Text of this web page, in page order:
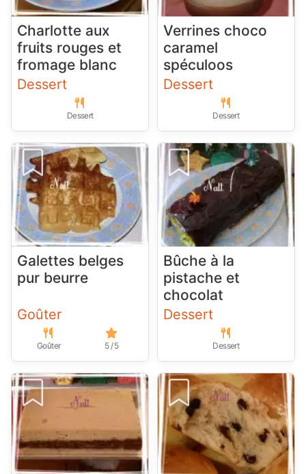
Charlotte aux
fruits rouges et
fromage blanc
Dessert
Dessert
Verrines choco
caramel
spéculoos
Dessert
Dessert
Galettes belges
pur beurre
Goûter
Goûter 5 / 5
Bûche à la
pistache et
chocolat
Dessert
Dessert